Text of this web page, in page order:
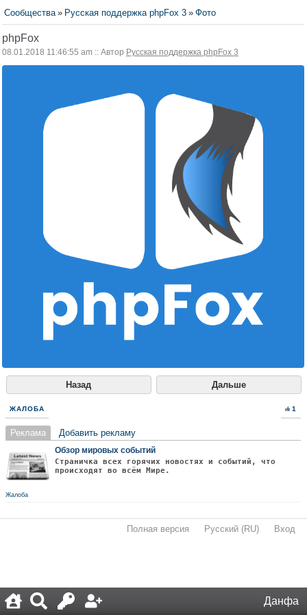
Данфа
Сообщества » Русская поддержка phpFox 3 » Фото
phpFox
08.01.2018 11:46:55 am :: Автор Русская поддержка phpFox 3
Назад Дальше
ЖАЛОБА 1
Реклама Добавить рекламу
Обзор мировых событий
Страничка всех горячих новостях и событий, что
происходят во всём Мире.
Жалоба
Полная версия Русский (RU) Вход